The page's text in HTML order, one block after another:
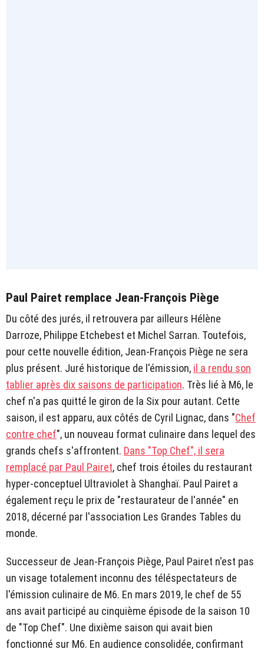
Paul Pairet remplace Jean-François Piège
Du côté des jurés, il retrouvera par ailleurs Hélène
Darroze, Philippe Etchebest et Michel Sarran. Toutefois,
pour cette nouvelle édition, Jean-François Piège ne sera
plus présent. Juré historique de l'émission, il a rendu son
tablier après dix saisons de participation. Très lié à M6, le
chef n'a pas quitté le giron de la Six pour autant. Cette
saison, il est apparu, aux côtés de Cyril Lignac, dans "Chef
contre chef", un nouveau format culinaire dans lequel des
grands chefs s'affrontent. Dans "Top Chef", il sera
remplacé par Paul Pairet, chef trois étoiles du restaurant
hyper-conceptuel Ultraviolet à Shanghaï. Paul Pairet a
également reçu le prix de "restaurateur de l'année" en
2018, décerné par l'association Les Grandes Tables du
monde.
Successeur de Jean-François Piège, Paul Pairet n'est pas
un visage totalement inconnu des téléspectateurs de
l'émission culinaire de M6. En mars 2019, le chef de 55
ans avait participé au cinquième épisode de la saison 10
de "Top Chef". Une dixième saison qui avait bien
fonctionné sur M6. En audience consolidée, confirmant